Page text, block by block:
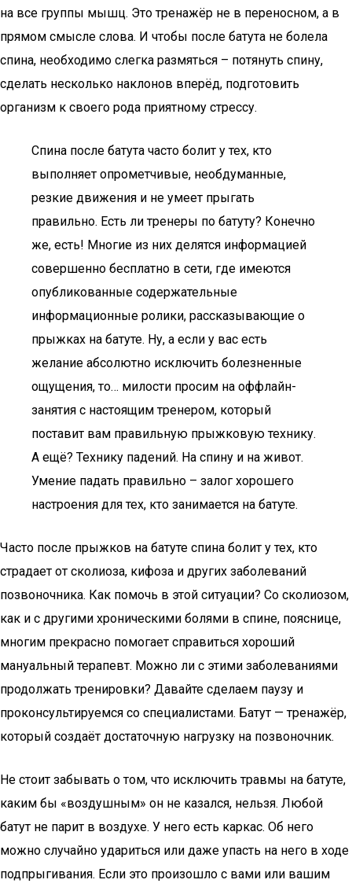
на все группы мышц. Это тренажёр не в переносном, а в
прямом смысле слова. И чтобы после батута не болела
спина, необходимо слегка размяться – потянуть спину,
сделать несколько наклонов вперёд, подготовить
организм к своего рода приятному стрессу.
Спина после батута часто болит у тех, кто
выполняет опрометчивые, необдуманные,
резкие движения и не умеет прыгать
правильно. Есть ли тренеры по батуту? Конечно
же, есть! Многие из них делятся информацией
совершенно бесплатно в сети, где имеются
опубликованные содержательные
информационные ролики, рассказывающие о
прыжках на батуте. Ну, а если у вас есть
желание абсолютно исключить болезненные
ощущения, то… милости просим на оффлайн-
занятия с настоящим тренером, который
поставит вам правильную прыжковую технику.
А ещё? Технику падений. На спину и на живот.
Умение падать правильно – залог хорошего
настроения для тех, кто занимается на батуте.
Часто после прыжков на батуте спина болит у тех, кто
страдает от сколиоза, кифоза и других заболеваний
позвоночника. Как помочь в этой ситуации? Со сколиозом,
как и с другими хроническими болями в спине, пояснице,
многим прекрасно помогает справиться хороший
мануальный терапевт. Можно ли с этими заболеваниями
продолжать тренировки? Давайте сделаем паузу и
проконсультируемся со специалистами. Батут — тренажёр,
который создаёт достаточную нагрузку на позвоночник.
Не стоит забывать о том, что исключить травмы на батуте,
каким бы «воздушным» он не казался, нельзя. Любой
батут не парит в воздухе. У него есть каркас. Об него
можно случайно удариться или даже упасть на него в ходе
подпрыгивания. Если это произошло с вами или вашим